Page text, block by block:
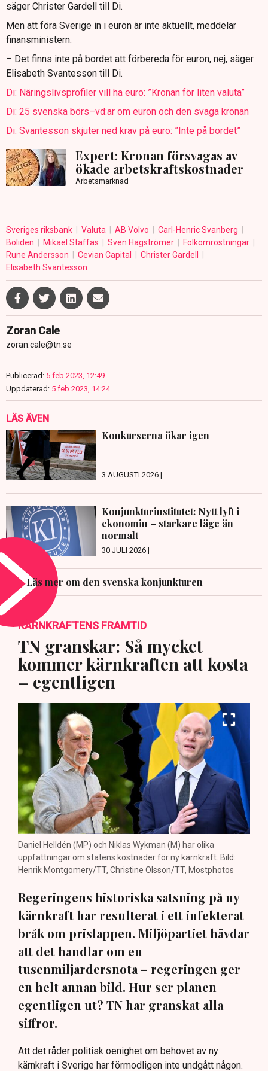
säger Christer Gardell till Di.
Men att föra Sverige in i euron är inte aktuellt, meddelar
finansministern.
– Det finns inte på bordet att förbereda för euron, nej, säger
Elisabeth Svantesson till Di.
Di: Näringslivsprofiler vill ha euro: ”Kronan för liten valuta”
Di: 25 svenska börs–vd:ar om euron och den svaga kronan
Di: Svantesson skjuter ned krav på euro: ”Inte på bordet”
Expert: Kronan försvagas av
ökade arbetskraftskostnader
Arbetsmarknad
Sveriges riksbank Valuta AB Volvo
Carl-Henric Svanberg
Boliden
Mikael Staffas Sven Hagströmer
Folkomröstningar
Rune Andersson
Cevian Capital
Christer Gardell
Elisabeth Svantesson
Zoran Cale
zoran.cale@tn.se
Publicerad: 5 feb 2023, 12:49
Uppdaterad: 5 feb 2023, 14:24
LÄS ÄVEN
Konkurserna ökar igen
3 AUGUSTI 2026 |
Konjunkturinstitutet: Nytt lyft i
ekonomin – starkare läge än
normalt
30 JULI 2026 |
Läs mer om den svenska konjunkturen
KÄRNKRAFTENS FRAMTID
TN granskar: Så mycket
kommer kärnkraften att kosta
– egentligen
Daniel Helldén (MP) och Niklas Wykman (M) har olika
uppfattningar om statens kostnader för ny kärnkraft. Bild:
Henrik Montgomery/TT, Christine Olsson/TT, Mostphotos
Regeringens historiska satsning på ny
kärnkraft har resulterat i ett infekterat
bråk om prislappen. Miljöpartiet hävdar
att det handlar om en
tusenmiljardersnota – regeringen ger
en helt annan bild. Hur ser planen
egentligen ut? TN har granskat alla
siffror.
Att det råder politisk oenighet om behovet av ny
kärnkraft i Sverige har förmodligen inte undgått någon.